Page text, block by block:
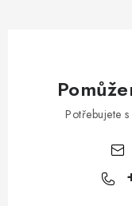
Potřebujete